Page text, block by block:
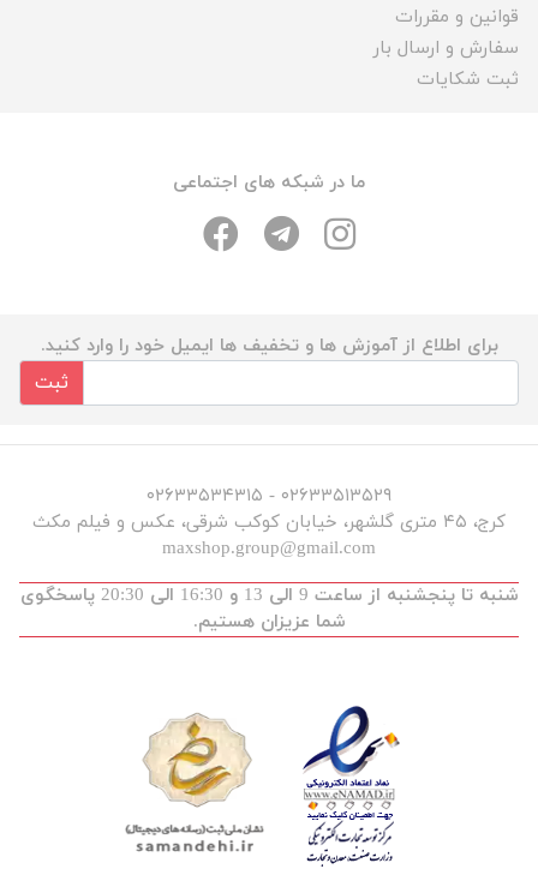
قوانین و مقررات
سفارش و ارسال بار
ثبت شکایات
ما در شبکه های اجتماعی
برای اطلاع از آموزش ها و تخفیف ها ایمیل خود را وارد کنید.
ثبت
۰۲۶۳۳۵۱۳۵۲۹ - ۰۲۶۳۳۵۳۴۳۱۵
کرج، ۴۵ متری گلشهر، خیابان کوکب شرقی، عکس و فیلم مکث
maxshop.group@gmail.com
شنبه تا پنجشنبه از ساعت 9 الی 13 و 16:30 الی 20:30 پاسخگوی
شما عزیزان هستیم.